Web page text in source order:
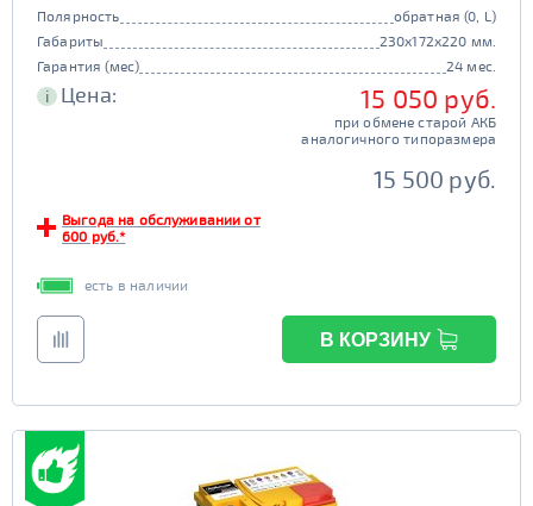
Полярность
обратная (0, L)
Габариты
230x172x220 мм.
Гарантия (мес)
24 мес.
i Цена: 15 050 руб.
при обмене старой АКБ
аналогичного типоразмера
15 500 руб.
Выгода на обслуживании от
600 руб.*
есть в наличии
В КОРЗИНУ